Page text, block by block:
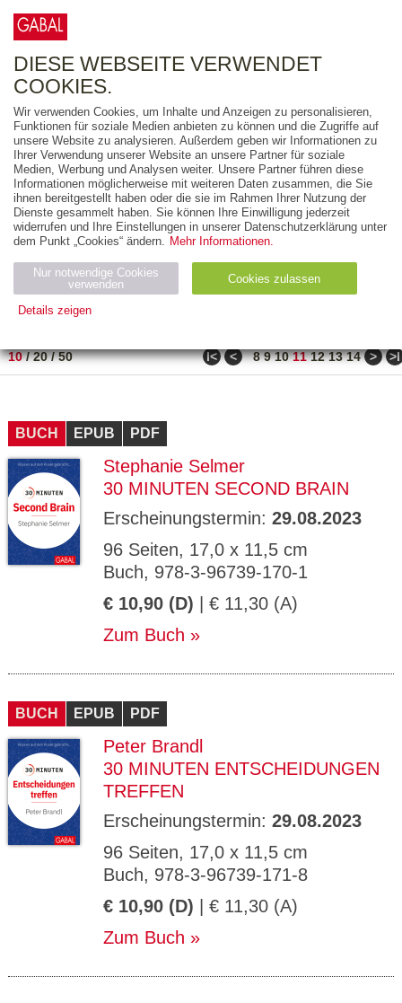
FREITEXT
AUSGABEART
AUS DER REIHE
ZUM THEMA
Neuerscheinung
Bestseller
PREIS
10/20/50 ǀ< < 8 9 10 11 12 13 14 > >ǀ
BUCH EPUB PDF
Stephanie Selmer
30 MINUTEN SECOND BRAIN
Erscheinungstermin: 29.08.2023
96 Seiten, 17,0 x 11,5 cm
Buch, 978-3-96739-170-1
€ 10,90 (D) | € 11,30 (A)
Zum Buch
BUCH EPUB PDF
Peter Brandl
30 MINUTEN ENTSCHEIDUNGEN
TREFFEN
Erscheinungstermin: 29.08.2023
96 Seiten, 17,0 x 11,5 cm
Buch, 978-3-96739-171-8
€ 10,90 (D) | € 11,30 (A)
Zum Buch
DIESE WEBSEITE VERWENDET
COOKIES.
Wir verwenden Cookies, um Inhalte und Anzeigen zu personalisieren,
Funktionen für soziale Medien anbieten zu können und die Zugriffe auf
unsere Website zu analysieren. Außerdem geben wir Informationen zu
Ihrer Verwendung unserer Website an unsere Partner für soziale
Medien, Werbung und Analysen weiter. Unsere Partner führen diese
Informationen möglicherweise mit weiteren Daten zusammen, die Sie
ihnen bereitgestellt haben oder die sie im Rahmen Ihrer Nutzung der
Dienste gesammelt haben. Sie können Ihre Einwilligung jederzeit
widerrufen und Ihre Einstellungen in unserer Datenschutzerklärung unter
dem Punkt „Cookies“ ändern. Mehr Informationen.
Nur notwendige Cookies
verwenden
Cookies zulassen
Details zeigen
Name Zweck
Ty
ESSION
_ID
verlag.
de
Session verwendet
GV_CO
OKIES
gabal-
verlag.
Speichert den Zustimmungsstatus des
Benutzers für Cookies auf der aktuellen
Domäne.
ge